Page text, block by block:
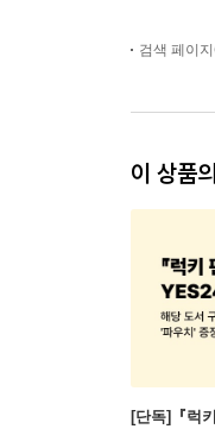
검색 페이
이 상품
[단독]『럭